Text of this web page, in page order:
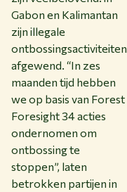
Gabon en Kalimantan
zijn illegale
ontbossingsactiviteiten
afgewend. “In zes
maanden tijd hebben
we op basis van Forest
Foresight 34 acties
ondernomen om
ontbossing te
stoppen”, laten
betrokken partijen in